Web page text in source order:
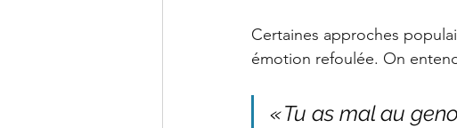
Certaines approches
émotion refoulée. On
« Tu as mal au